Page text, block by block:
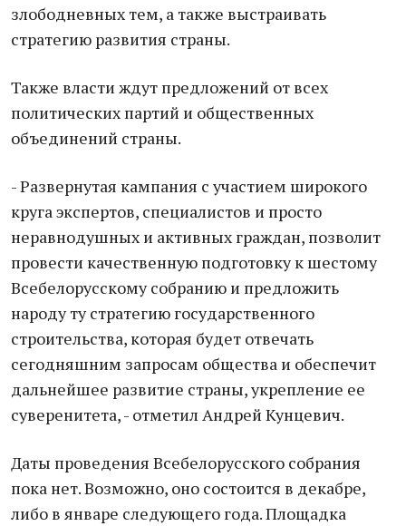
злободневных тем, а также выстраивать
стратегию развития страны.
Также власти ждут предложений от всех
политических партий и общественных
объединений страны.
- Развернутая кампания с участием широкого
круга экспертов, специалистов и просто
неравнодушных и активных граждан, позволит
провести качественную подготовку к шестому
Всебелорусскому собранию и предложить
народу ту стратегию государственного
строительства, которая будет отвечать
сегодняшним запросам общества и обеспечит
дальнейшее развитие страны, укрепление ее
суверенитета, - отметил Андрей Кунцевич.
Даты проведения Всебелорусского собрания
пока нет. Возможно, оно состоится в декабре,
либо в январе следующего года. Площадка